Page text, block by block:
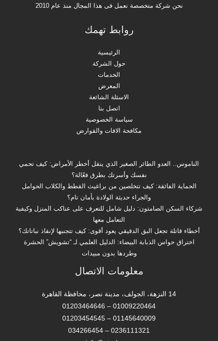
نحن شركة متخصصة نعمل فى هذا المجال منذ عام 2010
روابط تهمك
الرئيسية
حول الشركة
الخدمات
المعرض
الاسئلة الشائعة
اتصل بنا
سياسة الخصوصية
مكافحة الافات والقوارض
الناموس.. العدو الطائر الصغير الذي ينقل أخطر الأمراض: كيف تحمي
نفسك وأسرتك بطرق فعّالة؟
الحماية الفائقة: كيف تتخلصين من براغيث القطط والكلاب الحوامل
والجراء حديثة الولادة بأمان تام؟
شركاء السكن الصامتون: دليل شامل للتعرف على عناكب المنزل وكيفية
التعامل معها
أخطاء قاتلة تجعل البق الدقيقي يعود أقوى: كيف تتجنبها لإنقاذ نباتاتك؟
اختراق حواس الذبابة البيضاء: الدليل العلمي لـ “تشويش” الحشرة
وطردها بدون مبيدات
معلومات الاتصال
14 النزهة، الجولف، مدينة نصر، محافظة القاهرة‬
01009220464 – 01203464646
01145640009 – 01203454545
0236111321 – 034266454